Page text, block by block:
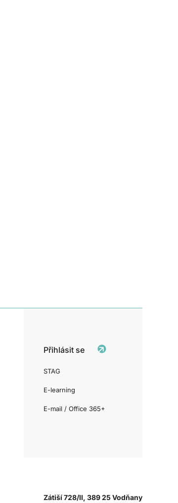
Přihlásit se
STAG
E-learning
E-mail / Office 365+
Zátiší 728/II, 389 25 Vodňany